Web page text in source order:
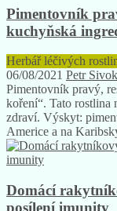
Pimentovník
kuchyňská
Herbář léčivých
06/08/2021 Petr Sivok
Pimentovník pravý,
koření“. Tato rostlina
zdraví. Výskyt:
Americe a na
Domácí
posílení imunity